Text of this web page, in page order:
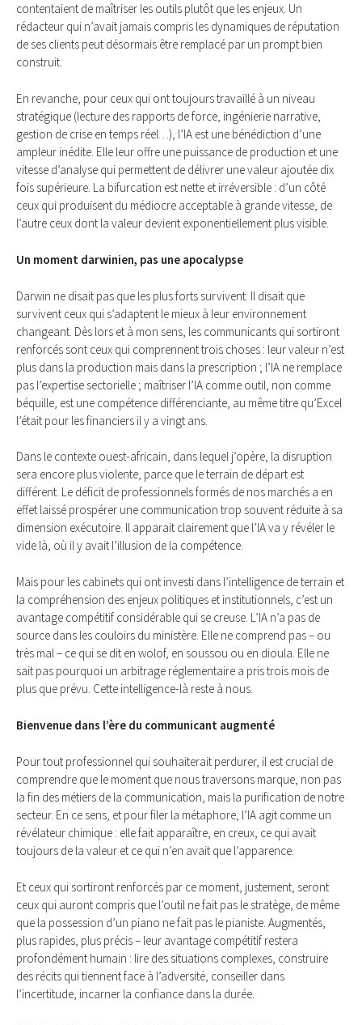
contentaient de maîtriser les outils plutôt que les enjeux. Un
rédacteur qui n’avait jamais compris les dynamiques de réputation
de ses clients peut désormais être remplacé par un prompt bien
construit.
En revanche, pour ceux qui ont toujours travaillé à un niveau
stratégique (lecture des rapports de force, ingénierie narrative,
gestion de crise en temps réel…), l’IA est une bénédiction d’une
ampleur inédite. Elle leur offre une puissance de production et une
vitesse d’analyse qui permettent de délivrer une valeur ajoutée dix
fois supérieure. La bifurcation est nette et irréversible : d’un côté
ceux qui produisent du médiocre acceptable à grande vitesse, de
l’autre ceux dont la valeur devient exponentiellement plus visible.
Un moment darwinien, pas une apocalypse
Darwin ne disait pas que les plus forts survivent. Il disait que
survivent ceux qui s’adaptent le mieux à leur environnement
changeant. Dès lors et à mon sens, les communicants qui sortiront
renforcés sont ceux qui comprennent trois choses : leur valeur n’est
plus dans la production mais dans la prescription ; l’IA ne remplace
pas l’expertise sectorielle ; maîtriser l’IA comme outil, non comme
béquille, est une compétence différenciante, au même titre qu’Excel
l’était pour les financiers il y a vingt ans.
Dans le contexte ouest-africain, dans lequel j’opère, la disruption
sera encore plus violente, parce que le terrain de départ est
différent. Le déficit de professionnels formés de nos marchés a en
effet laissé prospérer une communication trop souvent réduite à sa
dimension exécutoire. Il apparait clairement que l’IA va y révéler le
vide là, où il y avait l’illusion de la compétence.
Mais pour les cabinets qui ont investi dans l’intelligence de terrain et
la compréhension des enjeux politiques et institutionnels, c’est un
avantage compétitif considérable qui se creuse. L’IA n’a pas de
source dans les couloirs du ministère. Elle ne comprend pas – ou
très mal – ce qui se dit en wolof, en soussou ou en dioula. Elle ne
sait pas pourquoi un arbitrage réglementaire a pris trois mois de
plus que prévu. Cette intelligence-là reste à nous.
Bienvenue dans l’ère du communicant augmenté
Pour tout professionnel qui souhaiterait perdurer, il est crucial de
comprendre que le moment que nous traversons marque, non pas
la fin des métiers de la communication, mais la purification de notre
secteur. En ce sens, et pour filer la métaphore, l’IA agit comme un
révélateur chimique : elle fait apparaître, en creux, ce qui avait
toujours de la valeur et ce qui n’en avait que l’apparence.
Et ceux qui sortiront renforcés par ce moment, justement, seront
ceux qui auront compris que l’outil ne fait pas le stratège, de même
que la possession d’un piano ne fait pas le pianiste. Augmentés,
plus rapides, plus précis – leur avantage compétitif restera
profondément humain : lire des situations complexes, construire
des récits qui tiennent face à l’adversité, conseiller dans
l’incertitude, incarner la confiance dans la durée.